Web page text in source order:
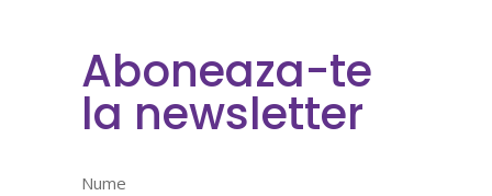
Aboneaza-te
la newsletter
Nume